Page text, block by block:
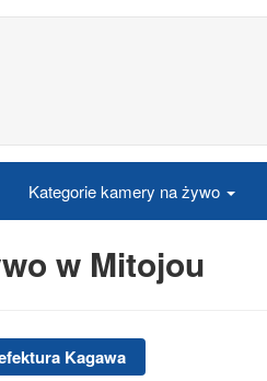
Kategorie kamery na żywo
w Mitojou
Kagawa